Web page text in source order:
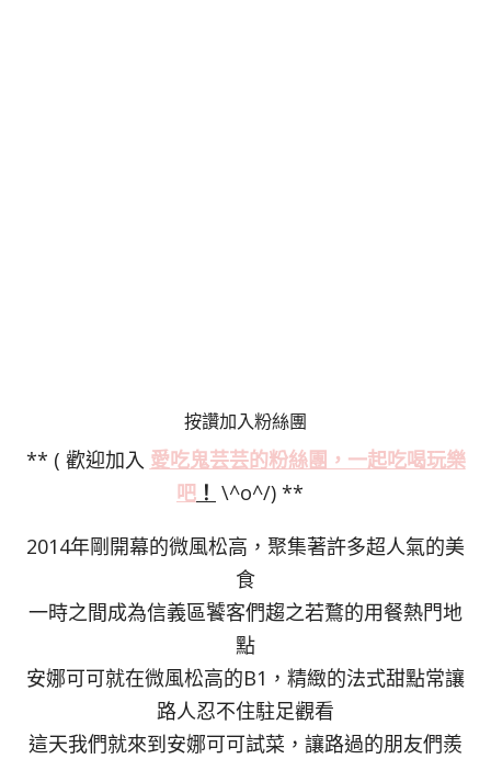
按讚加入粉絲團
** ( 歡迎加入 愛吃鬼芸芸的粉絲團，一起吃喝玩樂
吧 ！ \^o^/) **
2014年剛開幕的微風松高，聚集著許多超人氣的美
食
一時之間成為信義區饕客們趨之若鶩的用餐熱門地
點
安娜可可就在微風松高的B1，精緻的法式甜點常讓
路人忍不住駐足觀看
這天我們就來到安娜可可試菜，讓路過的朋友們羨